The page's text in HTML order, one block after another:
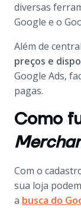
diversas
Google e o
Além de
preços e
Google Ads,
pagas.
Como
Com o
sua loja
a busca do